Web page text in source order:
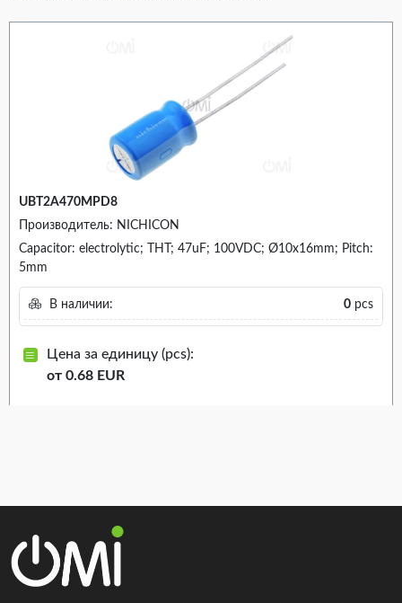
UBT2A470MPD8
Производитель: NICHICON
Capacitor: electrolytic; THT; 47uF; 100VDC; Ø10x16mm; Pitch:
5mm
В наличии: 0 pcs
Цена за единицу (pcs):
от 0.68 EUR